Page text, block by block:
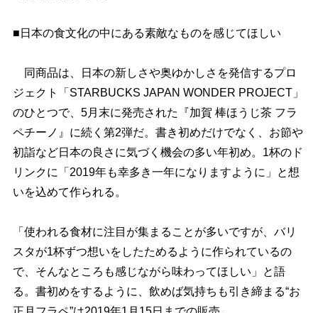
■日本の食文化の中にある素敵なものを感じてほしい
同商品は、日本の新しさや奥ゆかしさを発信するプロ
ジェクト「STARBUCKS JAPAN WONDER PROJECT」
のひとつで、5月末に発売された『加賀 棒ほうじ茶 フラ
ペチーノ』に続く第2弾だ。書き初めだけでなく、お節
初詣など日本の良さに気づく機会の多い年初め。1杯のド
リンクに「2019年も幸多き一年になりますように」と想
いを込めて作られる。
「使われる食材に注目が集まることが多いですが、バリ
スタが1杯ずつ想いをしたためるように作られているの
で、そんなところも感じながら味わってほしい」と語
る。書初めをするように、飲めば気持ちも引き締まる“お